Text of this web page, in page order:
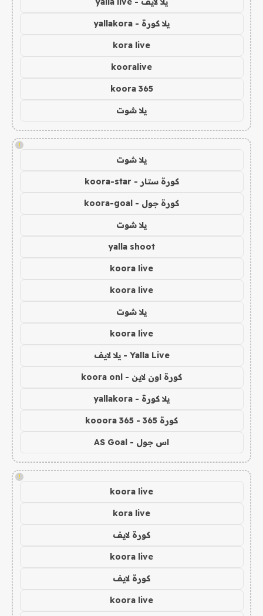
يلا كورة - yallakora
kora live
kooralive
koora 365
يلا شوت
!
يلا شوت
كورة ستار - koora-star
كورة جول - koora-goal
يلا شوت
yalla shoot
koora live
koora live
يلا شوت
koora live
Yalla Live - يلا لايف
كورة اون لاين - koora onl
يلا كورة - yallakora
كورة 365 - kooora 365
اس جول - AS Goal
!
koora live
kora live
كورة لايف
koora live
كورة لايف
koora live